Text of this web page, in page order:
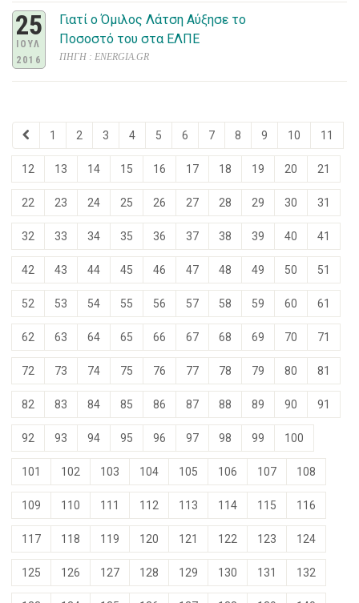
25
ΙΟΥΛ
2016
Γιατί ο Όμιλος Λάτση Αύξησε το
Ποσοστό του στα ΕΛΠΕ
ΠΗΓΗ : ENERGIA.GR
1 2 3 4 5 6 7 8 9 10 11
12 13 14 15 16 17 18 19 20 21
22 23 24 25 26 27 28 29 30 31
32 33 34 35 36 37 38 39 40 41
42 43 44 45 46 47 48 49 50 51
52 53 54 55 56 57 58 59 60 61
62 63 64 65 66 67 68 69 70 71
72 73 74 75 76 77 78 79 80 81
82 83 84 85 86 87 88 89 90 91
92 93 94 95 96 97 98 99 100
101 102 103 104 105 106 107 108
109 110 111 112 113 114 115 116
117 118 119 120 121 122 123 124
125 126 127 128 129 130 131 132